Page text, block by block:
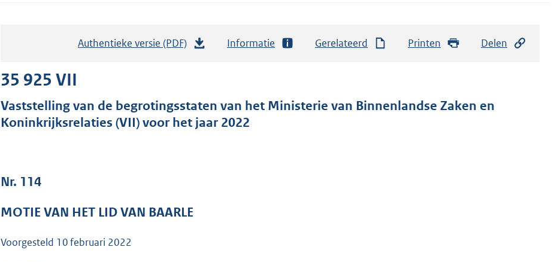
Authentieke versie (PDF)
a
n
o
o
Informatie Gerelateerd Printen Delen
35 925 VII
Vaststelling van de begrotingsstaten van het Ministerie van Binnenlandse Zaken en
Koninkrijksrelaties (VII) voor het jaar 2022
Nr. 114
MOTIE VAN HET LID VAN BAARLE
Voorgesteld 10 februari 2022